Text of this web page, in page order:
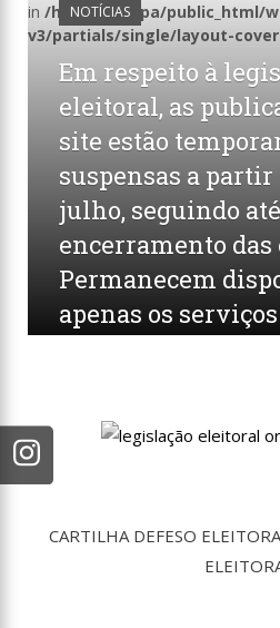
in /home/fasepa/public_html/
v3/partials/single/layout-
NOTÍCIAS
Em respeito à
eleitoral, as
site estão
suspensas a partir
julho, seguindo
encerramento das
Permanecem
apenas os
Portal da
CARTILHA DEFESO